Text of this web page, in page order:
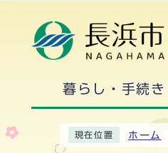
暮らし・手続き
現在位置 ホーム